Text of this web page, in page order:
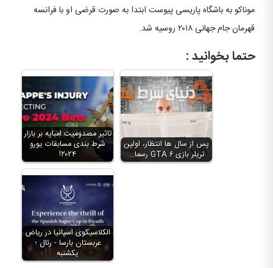
موناکو به باشگاه پاریسی پیوست ابتدا به صورت قرضی او با فرانسه
قهرمان جام جهانی ۲۰۱۸ روسیه شد.
حتما بخوانید :
تاثیر مصدومیت امباپه بر بازار
شرط بندی مسابقات یورو
۲۰۲۴!
پس از سال ها انتظار، اولین
تریلر بازی GTA ۶ رسما…
الکلاسیکوی اسپانیا در ریاض
عربستان بارسا - رئال ؛
یکشنبه